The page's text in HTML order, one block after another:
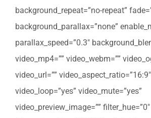
background_repeat=”no-repeat”
background_parallax=”none”
parallax_speed=”0.3″
video_mp4=”” video_webm=””
video_url=”” video_aspect_ratio=”16:9″
video_loop=”yes” video_mute=”yes”
video_preview_image=”” filter_hue=”0″